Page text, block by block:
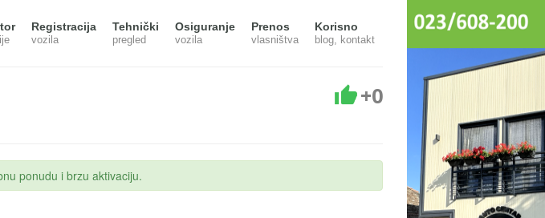
Registracija
vozila
Tehnički
pregled
Osiguranje
vozila
Prenos
vlasništva
Korisno
blog, kontakt
+0
ponudu i brzu aktivaciju.